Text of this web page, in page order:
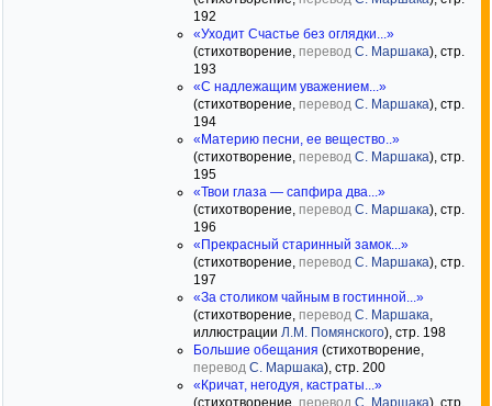
192
«Уходит Счастье без оглядки...»
(стихотворение, перевод С. Маршака), стр.
193
«С надлежащим уважением...»
(стихотворение, перевод С. Маршака), стр.
194
«Материю песни, ее вещество..»
(стихотворение, перевод С. Маршака), стр.
195
«Твои глаза — сапфира два...»
(стихотворение, перевод С. Маршака), стр.
196
«Прекрасный старинный замок...»
(стихотворение, перевод С. Маршака), стр.
197
«За столиком чайным в гостинной...»
(стихотворение, перевод С. Маршака
иллюстрации Л.М. Помянского), стр. 198
Большие обещания (стихотворение,
перевод С. Маршака), стр. 200
«Кричат, негодуя, кастраты...»
(стихотворение, перевод С. Маршака), стр.